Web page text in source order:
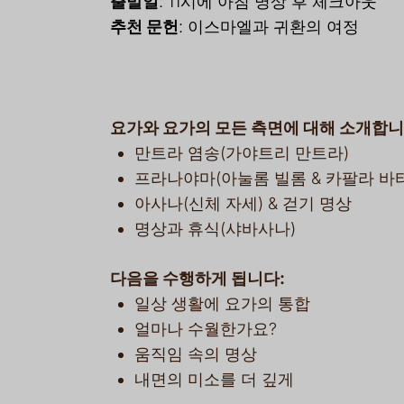
추천 문헌: 이스마엘과 귀환의 여정
요가와 요가의 모든 측면에 대해 소개합
만트라 염송(가야트리 만트라)
프라나야마(아눌롬 빌롬 & 카팔라 바
아사나(신체 자세) & 걷기 명상
명상과 휴식(샤바사나)
다음을 수행하게 됩니다:
일상 생활에 요가의 통합
얼마나 수월한가요?
움직임 속의 명상
내면의 미소를 더 깊게